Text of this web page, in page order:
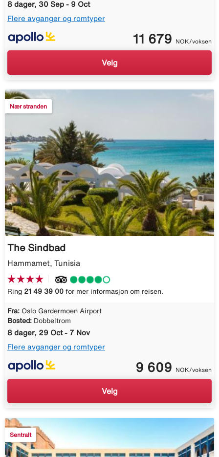
8 dager, 30 Sep - 9 Oct
Flere avganger og romtyper
11 679 NOK/voksen
Velg
Nær stranden
The Sindbad
Hammamet, Tunisia
Ring 21 49 39 00 for mer informasjon om reisen.
Fra: Oslo Gardermoen Airport
Bosted: Dobbeltrom
8 dager, 29 Oct - 7 Nov
Flere avganger og romtyper
9 609 NOK/voksen
Velg
Sentralt